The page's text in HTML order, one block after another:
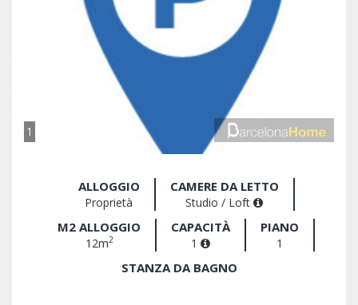
1
ALLOGGIO
Proprietà
CAMERE DA LETTO
Studio / Loft
M2 ALLOGGIO
12m2
CAPACITÀ
1
PIANO
1
STANZA DA BAGNO